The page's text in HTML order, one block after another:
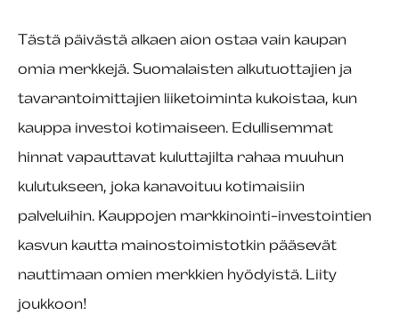
Tästä päivästä alkaen aion ostaa vain kaupan
omia merkkejä. Suomalaisten alkutuottajien ja
tavarantoimittajien liiketoiminta kukoistaa, kun
kauppa investoi kotimaiseen. Edullisemmat
hinnat vapauttavat kuluttajilta rahaa muuhun
kulutukseen, joka kanavoituu kotimaisiin
palveluihin. Kauppojen markkinointi-investointien
kasvun kautta mainostoimistotkin pääsevät
nauttimaan omien merkkien hyödyistä. Liity
joukkoon!